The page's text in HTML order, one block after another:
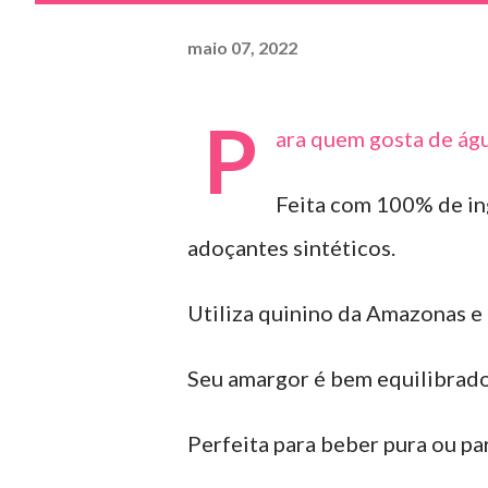
maio 07, 2022
P ara quem gosta de
Feita com 100% de
adoçantes sintéticos.
Utiliza quinino da Amazonas
Seu amargor é bem
Perfeita para beber pura ou